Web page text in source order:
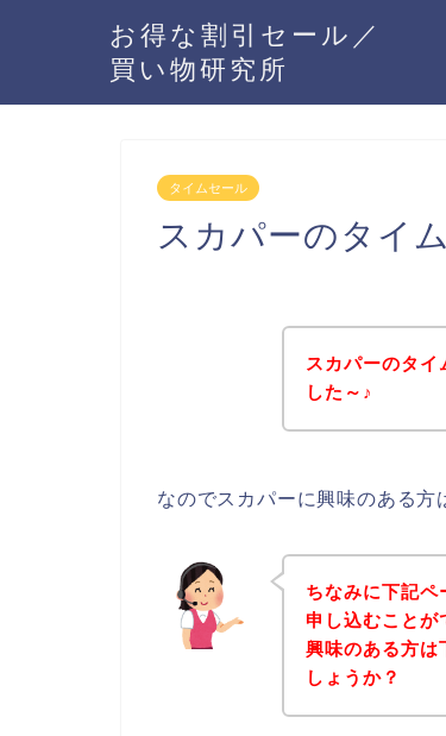
お得な割引セール／
買い物研究所
タイムセール
スカパーのタイ
スカパーのタイ
した～♪
なのでスカパーに興味のある方
ちなみに下記ペ
申し込むことが
興味のある方は
しょうか？